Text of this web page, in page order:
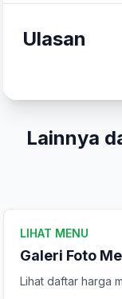
Ulasan
Lainnya
LIHAT MENU
Galeri Foto
Lihat daftar harga
Tulis
Komentar Anda